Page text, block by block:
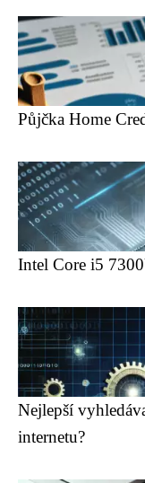
Půjčka Home
Intel Core i5
Nejlepší
internetu?